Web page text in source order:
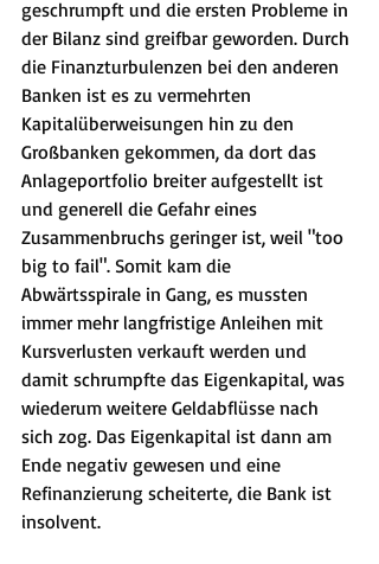
geschrumpft und die ersten Probleme in
der Bilanz sind greifbar geworden. Durch
die Finanzturbulenzen bei den anderen
Banken ist es zu vermehrten
Kapitalüberweisungen hin zu den
Großbanken gekommen, da dort das
Anlageportfolio breiter aufgestellt ist
und generell die Gefahr eines
Zusammenbruchs geringer ist, weil "too
big to fail". Somit kam die
Abwärtsspirale in Gang, es mussten
immer mehr langfristige Anleihen mit
Kursverlusten verkauft werden und
damit schrumpfte das Eigenkapital, was
wiederum weitere Geldabflüsse nach
sich zog. Das Eigenkapital ist dann am
Ende negativ gewesen und eine
Refinanzierung scheiterte, die Bank ist
insolvent.